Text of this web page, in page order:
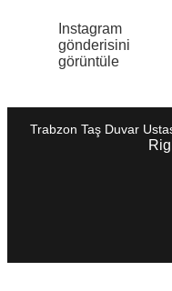
Instagram
gönderisini
görüntüle
Trabzon Taş Duvar